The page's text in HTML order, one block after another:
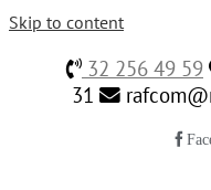
Skip to content
32 256 49 59
31